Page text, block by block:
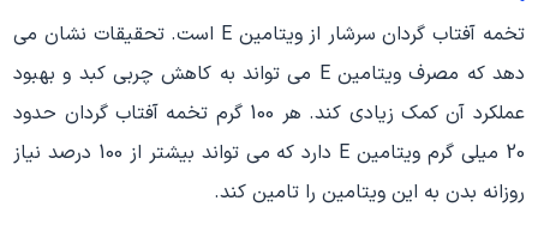
تخمه آفتاب گردان سرشار از ویتامین E است. تحقیقات نشان می
دهد که مصرف ویتامین E می تواند به کاهش چربی کبد و بهبود
عملکرد آن کمک زیادی کند. هر 100 گرم تخمه آفتاب گردان حدود
20 میلی گرم ویتامین E دارد که می تواند بیشتر از 100 درصد نیاز
روزانه بدن به این ویتامین را تامین کند.